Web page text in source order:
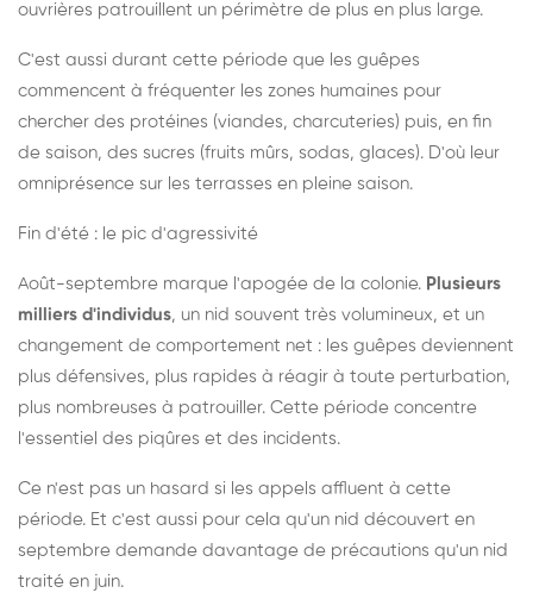
ouvrières patrouillent un périmètre de plus en plus large.
C'est aussi durant cette période que les guêpes
commencent à fréquenter les zones humaines pour
chercher des protéines (viandes, charcuteries) puis, en fin
de saison, des sucres (fruits mûrs, sodas, glaces). D'où leur
omniprésence sur les terrasses en pleine saison.
Fin d'été : le pic d'agressivité
Août-septembre marque l'apogée de la colonie. Plusieurs
milliers d'individus, un nid souvent très volumineux, et un
changement de comportement net : les guêpes deviennent
plus défensives, plus rapides à réagir à toute perturbation,
plus nombreuses à patrouiller. Cette période concentre
l'essentiel des piqûres et des incidents.
Ce n'est pas un hasard si les appels affluent à cette
période. Et c'est aussi pour cela qu'un nid découvert en
septembre demande davantage de précautions qu'un nid
traité en juin.